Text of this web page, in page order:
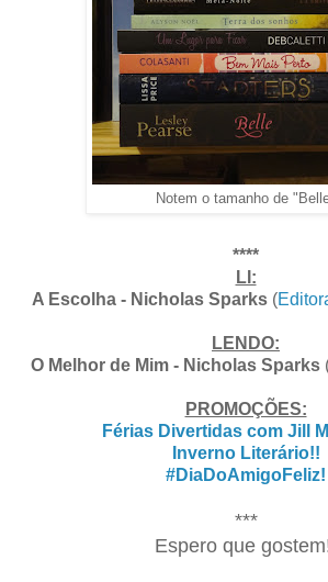
Notem o tamanho de
****
LI:
A Escolha - Nicholas Sparks (
LENDO:
O Melhor de Mim - Nicholas Sparks
PROMOÇÕES:
Férias Divertidas com Jill
Inverno Literário!!
#DiaDoAmigoFeliz!
***
Espero que